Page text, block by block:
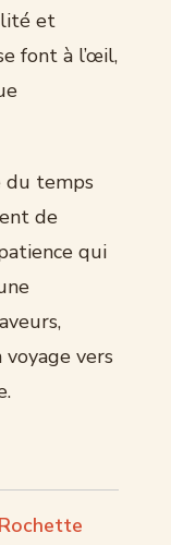
et
font à l’œil,
du temps
de
qui
vers